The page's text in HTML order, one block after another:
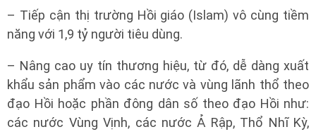
– Tiếp cận thị trường Hồi giáo (Islam) vô cùng tiềm
năng với 1,9 tỷ người tiêu dùng.
– Nâng cao uy tín thương hiệu, từ đó, dễ dàng xuất
khẩu sản phẩm vào các nước và vùng lãnh thổ theo
đạo Hồi hoặc phần đông dân số theo đạo Hồi như:
các nước Vùng Vịnh, các nước Ả Rập, Thổ Nhĩ Kỳ,